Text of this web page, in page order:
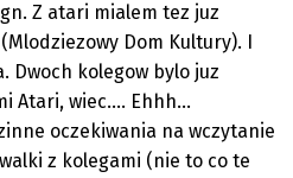
Z atari mialem tez juz
Dom Kultury). I
Dwoch kolegow bylo juz
Atari, wiec.... Ehhh...
oczekiwania na wczytanie
z kolegami (nie to co te